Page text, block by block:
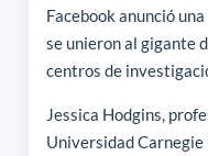
Facebook anunció
se unieron al gigante
centros de
Jessica Hodgins,
Universidad